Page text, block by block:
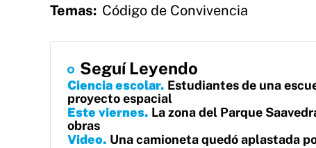
Temas: Código de Convivencia
Seguí Leyendo
Ciencia escolar Estudiantes de una
proyecto espacial
Este viernes La zona del Parque
obras
Video Una camioneta quedó aplastada